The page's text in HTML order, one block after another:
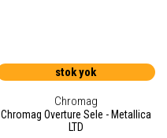
stok yok
Chromag
Chromag Overture Sele - Metallica
LTD